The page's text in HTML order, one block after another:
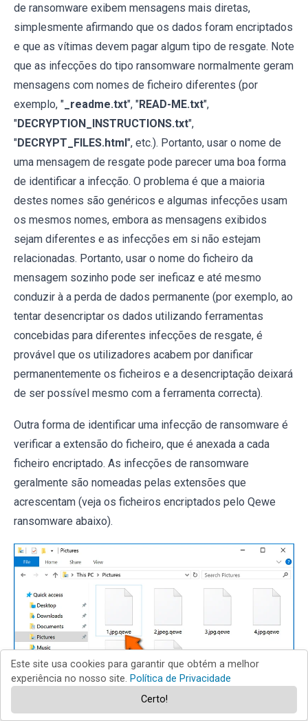
de ransomware exibem mensagens mais diretas,
simplesmente afirmando que os dados foram encriptados
e que as vítimas devem pagar algum tipo de resgate. Note
que as infecções do tipo ransomware normalmente geram
mensagens com nomes de ficheiro diferentes (por
exemplo, " _readme.txt", "READ-ME.txt",
"DECRYPTION_INSTRUCTIONS.txt",
"DECRYPT_FILES.html", etc.). Portanto, usar o nome de
uma mensagem de resgate pode parecer uma boa forma
de identificar a infecção. O problema é que a maioria
destes nomes são genéricos e algumas infecções usam
os mesmos nomes, embora as mensagens exibidos
sejam diferentes e as infecções em si não estejam
relacionadas. Portanto, usar o nome do ficheiro da
mensagem sozinho pode ser ineficaz e até mesmo
conduzir à a perda de dados permanente (por exemplo, ao
tentar desencriptar os dados utilizando ferramentas
concebidas para diferentes infecções de resgate, é
provável que os utilizadores acabem por danificar
permanentemente os ficheiros e a desencriptação deixará
de ser possível mesmo com a ferramenta correcta).
Outra forma de identificar uma infecção de ransomware é
verificar a extensão do ficheiro, que é anexada a cada
ficheiro encriptado. As infecções de ransomware
geralmente são nomeadas pelas extensões que
acrescentam (veja os ficheiros encriptados pelo Qewe
ransomware abaixo).
Este site usa cookies para garantir que obtém a melhor
experiência no nosso site. Política de Privacidade
Certo!